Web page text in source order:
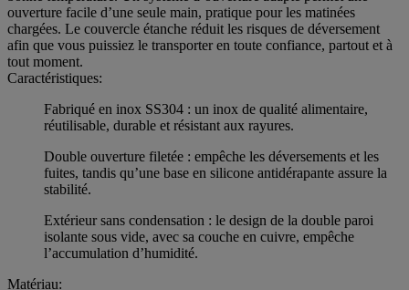
ouverture facile d’une seule main, pratique pour les matinées
chargées. Le couvercle étanche réduit les risques de déversement
afin que vous puissiez le transporter en toute confiance, partout et à
tout moment.
Caractéristiques:
Fabriqué en inox SS304 : un inox de qualité alimentaire,
réutilisable, durable et résistant aux rayures.
Double ouverture filetée : empêche les déversements et les
fuites, tandis qu’une base en silicone antidérapante assure la
stabilité.
Extérieur sans condensation : le design de la double paroi
isolante sous vide, avec sa couche en cuivre, empêche
l’accumulation d’humidité.
Matériau: